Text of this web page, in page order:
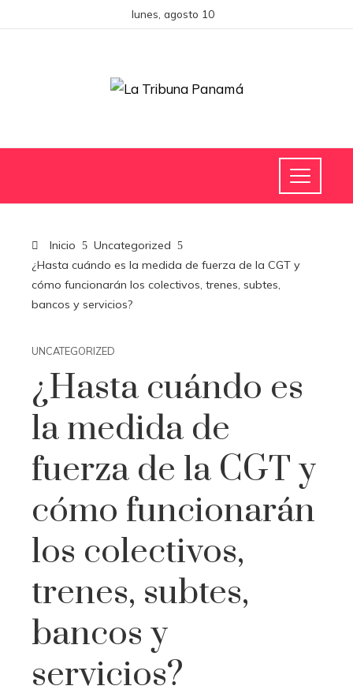
lunes, agosto 10
Inicio
Uncategorized
¿Hasta cuándo es la medida de fuerza de la CGT y
cómo funcionarán los colectivos, trenes, subtes,
bancos y servicios?
UNCATEGORIZED
¿Hasta cuándo es
la medida de
fuerza de la CGT y
cómo funcionarán
los colectivos,
trenes, subtes,
bancos y
servicios?